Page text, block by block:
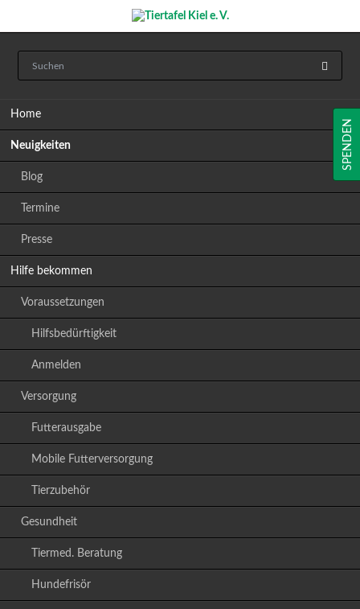
Home
Neuigkeiten
Blog
Termine
Presse
Hilfe bekommen
Voraussetzungen
Hilfsbedürftigkeit
Anmelden
Versorgung
Futterausgabe
Mobile Futterversorgung
Tierzubehör
Gesundheit
Tiermed. Beratung
Hundefrisör
SPENDEN